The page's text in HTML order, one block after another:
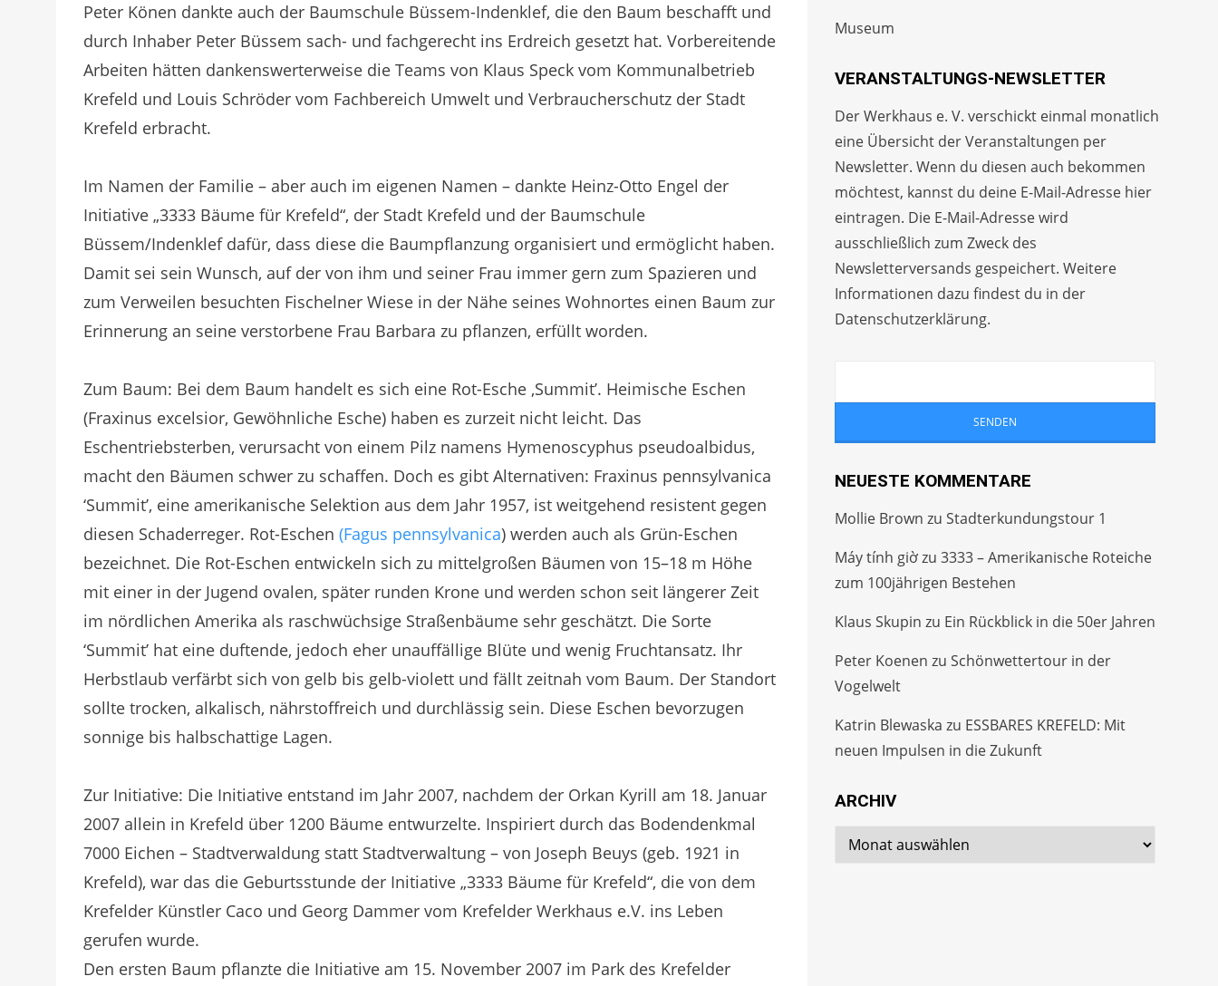
Peter Könen dankte auch der Baumschule Büssem-Indenklef, die den Baum beschafft und
durch Inhaber Peter Büssem sach- und fachgerecht ins Erdreich gesetzt hat. Vorbereitende
Arbeiten hätten dankenswerterweise die Teams von Klaus Speck vom Kommunalbetrieb
Krefeld und Louis Schröder vom Fachbereich Umwelt und Verbraucherschutz der Stadt
Krefeld erbracht.
Im Namen der Familie – aber auch im eigenen Namen – dankte Heinz-Otto Engel der
Initiative „3333 Bäume für Krefeld“, der Stadt Krefeld und der Baumschule
Büssem/Indenklef dafür, dass diese die Baumpflanzung organisiert und ermöglicht haben.
Damit sei sein Wunsch, auf der von ihm und seiner Frau immer gern zum Spazieren und
zum Verweilen besuchten Fischelner Wiese in der Nähe seines Wohnortes einen Baum zur
Erinnerung an seine verstorbene Frau Barbara zu pflanzen, erfüllt worden.
Zum Baum: Bei dem Baum handelt es sich eine Rot-Esche ‚Summit’. Heimische Eschen
(Fraxinus excelsior, Gewöhnliche Esche) haben es zurzeit nicht leicht. Das
Eschentriebsterben, verursacht von einem Pilz namens Hymenoscyphus pseudoalbidus,
macht den Bäumen schwer zu schaffen. Doch es gibt Alternativen: Fraxinus pennsylvanica
‘Summit’, eine amerikanische Selektion aus dem Jahr 1957, ist weitgehend resistent gegen
diesen Schaderreger. Rot-Eschen (Fagus pennsylvanica) werden auch als Grün-Eschen
bezeichnet. Die Rot-Eschen entwickeln sich zu mittelgroßen Bäumen von 15–18 m Höhe
mit einer in der Jugend ovalen, später runden Krone und werden schon seit längerer Zeit
im nördlichen Amerika als raschwüchsige Straßenbäume sehr geschätzt. Die Sorte
‘Summit’ hat eine duftende, jedoch eher unauffällige Blüte und wenig Fruchtansatz. Ihr
Herbstlaub verfärbt sich von gelb bis gelb-violett und fällt zeitnah vom Baum. Der Standort
sollte trocken, alkalisch, nährstoffreich und durchlässig sein. Diese Eschen bevorzugen
sonnige bis halbschattige Lagen.
Zur Initiative: Die Initiative entstand im Jahr 2007, nachdem der Orkan Kyrill am 18. Januar
2007 allein in Krefeld über 1200 Bäume entwurzelte. Inspiriert durch das Bodendenkmal
7000 Eichen – Stadtverwaldung statt Stadtverwaltung – von Joseph Beuys (geb. 1921 in
Krefeld), war das die Geburtsstunde der Initiative „3333 Bäume für Krefeld“, die von dem
Krefelder Künstler Caco und Georg Dammer vom Krefelder Werkhaus e.V. ins Leben
gerufen wurde.
Den ersten Baum pflanzte die Initiative am 15. November 2007 im Park des Krefelder
Museum
VERANSTALTUNGS-NEWSLETTER
Der Werkhaus e. V. verschickt einmal monatlich
eine Übersicht der Veranstaltungen per
Newsletter. Wenn du diesen auch bekommen
möchtest, kannst du deine E-Mail-Adresse hier
eintragen. Die E-Mail-Adresse wird
ausschließlich zum Zweck des
Newsletterversands gespeichert. Weitere
Informationen dazu findest du in der
Datenschutzerklärung.
NEUESTE KOMMENTARE
Mollie Brown zuStadterkundungstour 1
Máy tính giờzu3333 – Amerikanische Roteiche
zum 100jährigen Bestehen
Klaus Skupin zu Ein Rückblick in die 50er Jahren
Peter Koenen zuSchönwettertour in der
Vogelwelt
Katrin Blewaska zu ESSBARES KREFELD: Mit
neuen Impulsen in die Zukunft
ARCHIV
Archiv